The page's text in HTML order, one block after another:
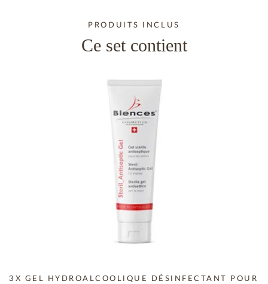
PRODUITS INCLUS
Ce set contient
3X GEL HYDROALCOOLIQUE DÉSINFECTANT POUR